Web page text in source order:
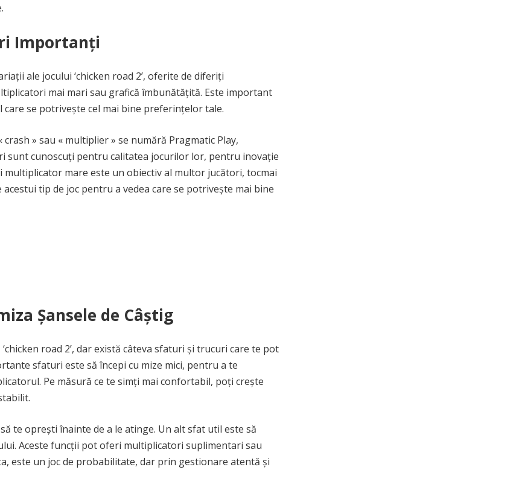
Importanți
ale jocului ‘chicken road 2’, oferite de diferiți
mai mari sau grafică îmbunătățită. Este important
se potrivește cel mai bine preferințelor tale.
» sau « multiplier » se numără Pragmatic Play,
sunt cunoscuți pentru calitatea jocurilor lor, pentru inovație
mare este un obiectiv al multor jucători, tocmai
tip de joc pentru a vedea care se potrivește mai bine
Șansele de Câștig
road 2’, dar există câteva sfaturi și trucuri care te pot
sfaturi este să începi cu mize mici, pentru a te
Pe măsură ce te simți mai confortabil, poți crește
te oprești înainte de a le atinge. Un alt sfat util este să
Aceste funcții pot oferi multiplicatori suplimentari sau
este un joc de probabilitate, dar prin gestionare atentă și